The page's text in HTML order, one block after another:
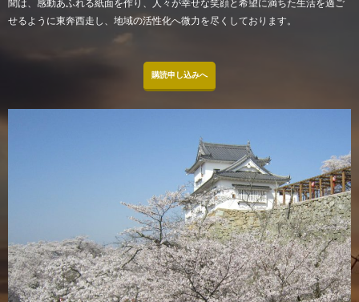
聞は、感動あふれる紙面を作り、人々が幸せな笑顔と希望に満ちた生活を過ご
せるように東奔西走し、地域の活性化へ微力を尽くしております。
購読申し込みへ